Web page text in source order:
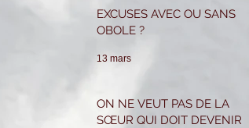
EXCUSES AVEC OU SANS
OBOLE ?
13 mars
ON NE VEUT PAS DE LA
SŒUR QUI DOIT DEVENIR